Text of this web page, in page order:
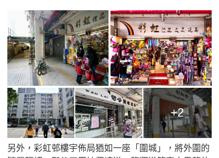
+2
另外，彩虹邨樓宇佈局猶如一座「圍城」，將外圍的